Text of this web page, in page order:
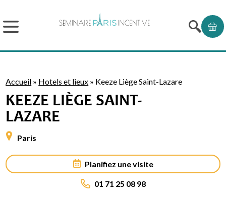
Accueil » Hotels et lieux » Keeze Liège Saint-Lazare
KEEZE LIÈGE SAINT-
LAZARE
Paris
Planifiez une visite
01 71 25 08 98